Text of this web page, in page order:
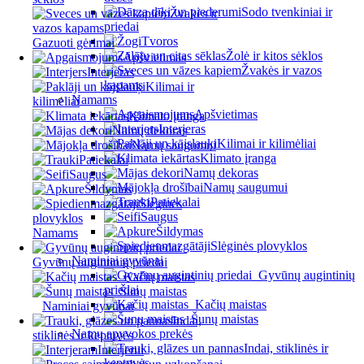
Žvakės ir
vazos kapams
Gazuoti gėrimai
Apšvietimas
Interjeras
Kilimai ir
kilimėliai
Klimato įranga
Namų dekoras
Namų saugumui
Patiekalai
Saugus
Šildymas
Slėginės
plovyklos
Namams
Gyvūnų augintinių priedai
Kačių maistas
Šunų maistas
Naminiai gyvūnai
Indai,
stiklinės ir keptuvės
Interjerui
Sodo tvenkiniai ir
priedai
Tvoros
Žolė ir kitos sėklos
Žvakės ir vazos
kapams
Namams
Apšvietimas
Interjeras
Kilimai ir kilimėliai
Klimato įranga
Namų dekoras
Namų saugumui
Patiekalai
Saugus
Šildymas
Slėginės plovyklos
Naminiai gyvūnai
Gyvūnų augintinių
priedai
Kačių maistas
Šunų maistas
Namų apyvokos prekės
Indai, stiklinės ir